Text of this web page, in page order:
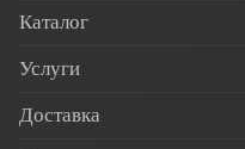
Каталог
Услуги
Доставка